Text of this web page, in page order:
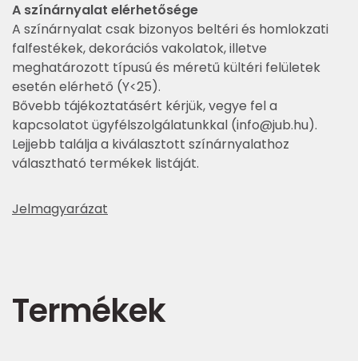
A színárnyalat elérhetősége
A színárnyalat csak bizonyos beltéri és homlokzati
falfestékek, dekorációs vakolatok, illetve
meghatározott típusú és méretű kültéri felületek
esetén elérhető (Y<25).
Bővebb tájékoztatásért kérjük, vegye fel a
kapcsolatot ügyfélszolgálatunkkal (info@jub.hu).
Lejjebb találja a kiválasztott színárnyalathoz
választható termékek listáját.
Jelmagyarázat
Termékek